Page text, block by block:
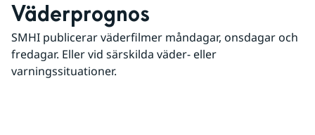
Väderprognos
SMHI publicerar väderfilmer måndagar, onsdagar och
fredagar. Eller vid särskilda väder- eller
varningssituationer.